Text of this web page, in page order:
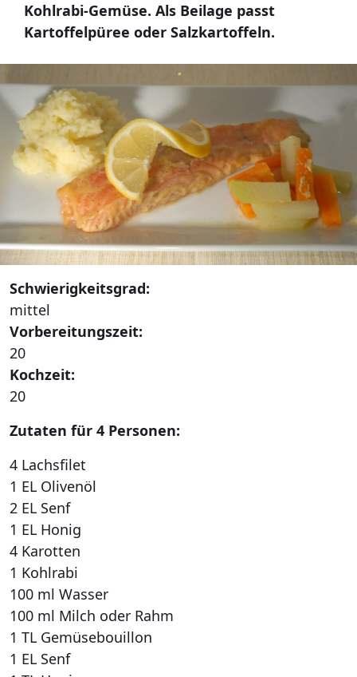
Kohlrabi-Gemüse. Als Beilage passt
Kartoffelpüree oder Salzkartoffeln.
Schwierigkeitsgrad:
mittel
Vorbereitungszeit:
20
Kochzeit:
20
Zutaten für 4 Personen:
4 Lachsfilet
1 EL Olivenöl
2 EL Senf
1 EL Honig
4 Karotten
1 Kohlrabi
100 ml Wasser
100 ml Milch oder Rahm
1 TL Gemüsebouillon
1 EL Senf